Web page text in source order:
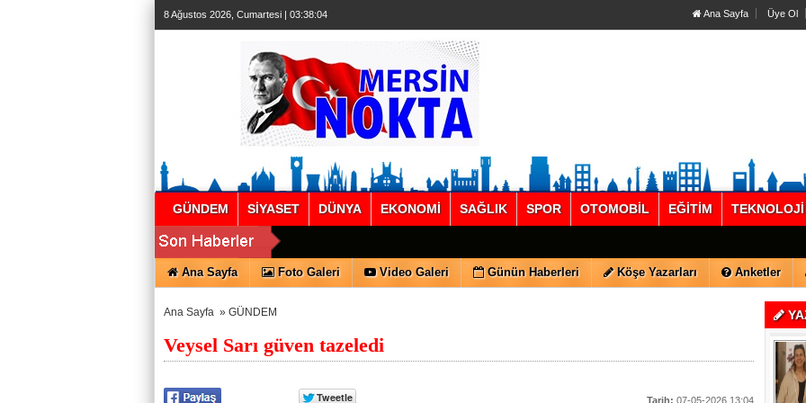
8 Ağustos 2026, Cumartesi | 03:38:04 Ana Sayfa Üye Ol
GÜNDEM SİYASET DÜNYA EKONOMİ SAĞLIK SPOR OTOMOBİL EĞİTİM TEKNOLOJİ
Ana Sayfa Foto Galeri Video Galeri Günün Haberleri Köşe Yazarları Anketler
Ana Sayfa » GÜNDEM
Veysel Sarı güven tazeledi
Tarih: 07-05-2026 13:04